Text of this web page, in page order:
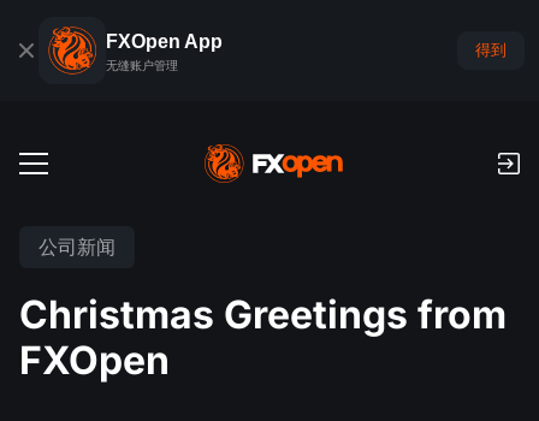
FXOpen App
无缝账户管理
得到
外汇模拟账户
佣金和库存费
付款
外汇
交易平台
公司新闻
Christmas Greetings from
FXOpen